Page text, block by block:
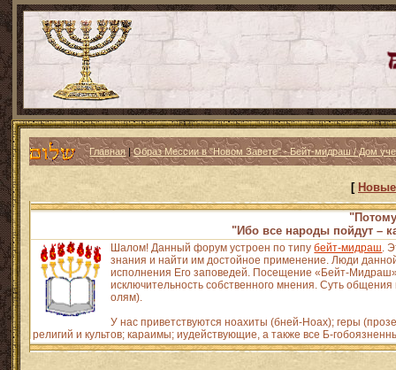
Главная|Образ Мессии в "Новом Завете" - Бейт-мидраш / Дом
[
"Ибо все народы пойдут –
Шалом! Данный форум устроен по типубейт-мидраш.
знания и найти им достойное применение. Люди
исполнения Его заповедей. Посещение «Бейт-Мидраш»
исключительность собственного мнения. Суть
олям).
У нас приветствуются ноахиты (бней-Ноах); геры
религий и культов; караимы; иудействующие, а также все Б-